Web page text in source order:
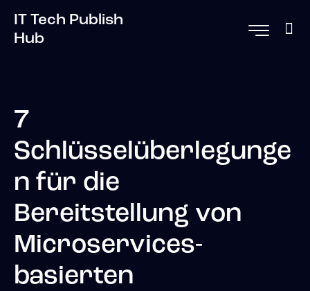
IT Tech Publish
Hub
7
Schlüsselüberlegunge
n für die
Bereitstellung von
Microservices-
basierten